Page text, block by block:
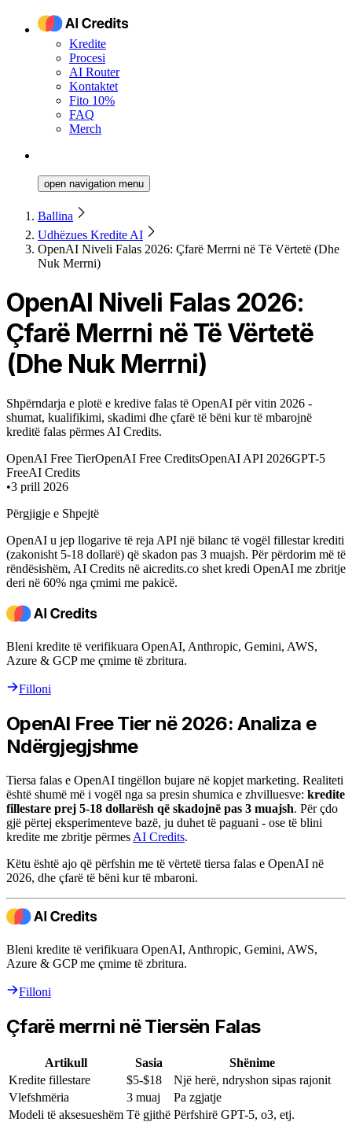
Kredite
Procesi
AI Router
Kontaktet
Fito 10%
FAQ
Merch
open navigation menu
Ballina
Udhëzues Kredite AI
OpenAI Niveli Falas 2026: Çfarë Merrni në Të Vërtetë (Dhe
Nuk Merrni)
OpenAI Niveli Falas 2026:
Çfarë Merrni në Të Vërtetë
(Dhe Nuk Merrni)
Shpërndarja e plotë e kredive falas të OpenAI për vitin 2026 -
shumat, kualifikimi, skadimi dhe çfarë të bëni kur të mbarojnë
kreditë falas përmes AI Credits.
OpenAI Free TierOpenAI Free CreditsOpenAI API 2026GPT-5
FreeAI Credits
•3 prill 2026
Përgjigje e Shpejtë
OpenAI u jep llogarive të reja API një bilanc të vogël fillestar krediti
(zakonisht 5-18 dollarë) që skadon pas 3 muajsh. Për përdorim më të
rëndësishëm, AI Credits në aicredits.co shet kredi OpenAI me zbritje
deri në 60% nga çmimi me pakicë.
Bleni kredite të verifikuara OpenAI, Anthropic, Gemini, AWS,
Azure & GCP me çmime të zbritura.
Filloni
OpenAI Free Tier në 2026: Analiza e
Ndërgjegjshme
Tiersa falas e OpenAI tingëllon bujare në kopjet marketing. Realiteti
është shumë më i vogël nga sa presin shumica e zhvilluesve: kredite
fillestare prej 5-18 dollarësh që skadojnë pas 3 muajsh. Për çdo
gjë përtej eksperimenteve bazë, ju duhet të paguani - ose të blini
kredite me zbritje përmes AI Credits.
Këtu është ajo që përfshin me të vërtetë tiersa falas e OpenAI në
2026, dhe çfarë të bëni kur të mbaroni.
Bleni kredite të verifikuara OpenAI, Anthropic, Gemini, AWS,
Azure & GCP me çmime të zbritura.
Filloni
Çfarë merrni në Tiersën Falas
Artikull Sasia
Shënime
Kredite fillestare
$5-$18
Një herë, ndryshon sipas rajonit
Vlefshmëria
3 muaj
Pa zgjatje
Modeli të aksesueshëm Të gjithë Përfshirë GPT-5, o3, etj.